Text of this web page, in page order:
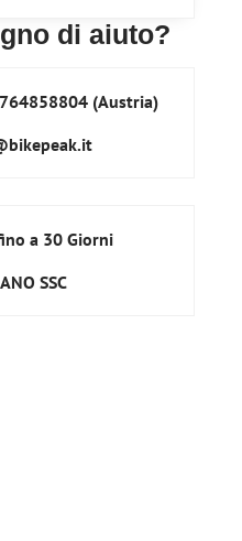
di aiuto?
(Austria)
a 30 Giorni
SSC